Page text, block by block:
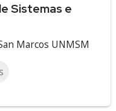
Sistemas e
Marcos UNMSM